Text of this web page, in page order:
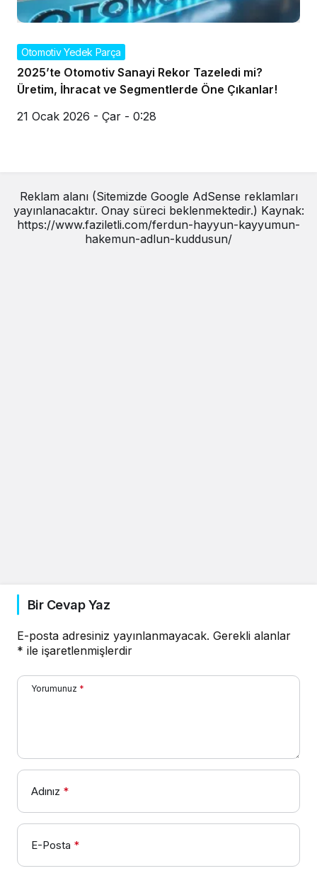
Otomotiv Yedek Parça
2025’te Otomotiv Sanayi Rekor Tazeledi mi?
Üretim, İhracat ve Segmentlerde Öne Çıkanlar!
21 Ocak 2026 - Çar - 0:28
Reklam alanı (Sitemizde Google AdSense reklamları
yayınlanacaktır. Onay süreci beklenmektedir.) Kaynak:
https://www.faziletli.com/ferdun-hayyun-kayyumun-
hakemun-adlun-kuddusun/
Bir Cevap Yaz
E-posta adresiniz yayınlanmayacak. Gerekli alanlar
* ile işaretlenmişlerdir
Yorumunuz *
Adınız *
E-Posta *